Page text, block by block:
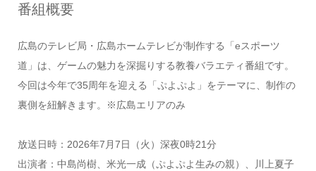
番組概要
広島のテレビ局・広島ホームテレビが制作する「eスポーツ
道」は、ゲームの魅力を深掘りする教養バラエティ番組です。
今回は今年で35周年を迎える「ぷよぷよ」をテーマに、制作の
裏側を紐解きます。※広島エリアのみ
放送日時：2026年7月7日（火）深夜0時21分
出演者：中島尚樹、米光一成（ぷよぷよ生みの親）、川上夏子